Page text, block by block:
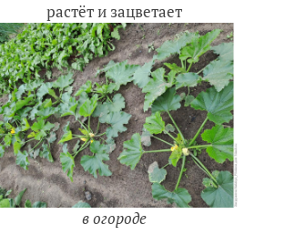
растёт и зацветает
в огороде